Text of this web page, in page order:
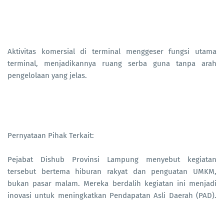
Aktivitas komersial di terminal menggeser fungsi utama
terminal, menjadikannya ruang serba guna tanpa arah
pengelolaan yang jelas.
Pernyataan Pihak Terkait:
Pejabat Dishub Provinsi Lampung menyebut kegiatan
tersebut bertema hiburan rakyat dan penguatan UMKM,
bukan pasar malam. Mereka berdalih kegiatan ini menjadi
inovasi untuk meningkatkan Pendapatan Asli Daerah (PAD).